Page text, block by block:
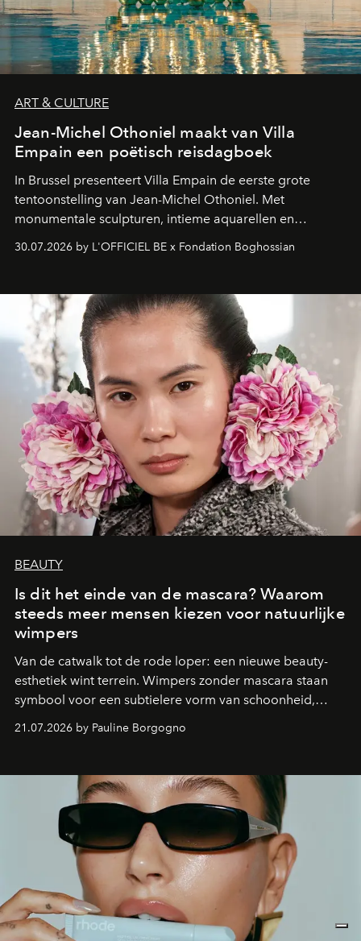
ART & CULTURE
Jean-Michel Othoniel maakt van Villa
Empain een poëtisch reisdagboek
In Brussel presenteert Villa Empain de eerste grote
tentoonstelling van Jean-Michel Othoniel. Met
monumentale sculpturen, intieme aquarellen en
fonkelend Murano-glas creëert de Franse kunstenaar
een emotionele reis waarin elk werk de herinnering
moment van verwondering.
30.07.2026 by L'OFFICIEL BE x Fondation Boghossian
BEAUTY
Is dit het einde van de mascara? Waarom
steeds meer mensen kiezen voor natuurlijke
wimpers
Van de catwalk tot de rode loper: een nieuwe beauty-
esthetiek wint terrein. Wimpers zonder mascara staan
symbool voor een subtielere vorm van schoonheid,
waarin zelfvertrouwen belangrijker is dan een overvloed
aan make-up.
21.07.2026 by Pauline Borgogno